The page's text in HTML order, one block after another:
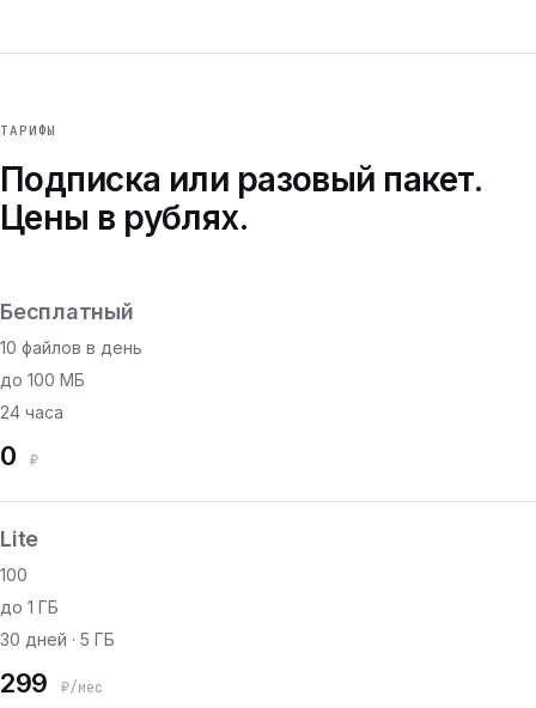
ТАРИФЫ
Подписка или разовый пакет.
Цены в рублях.
Бесплатный
10 файлов в день
до 100 МБ
24 часа
0 ₽
Lite
100
до 1 ГБ
30 дней · 5 ГБ
299 ₽/мес